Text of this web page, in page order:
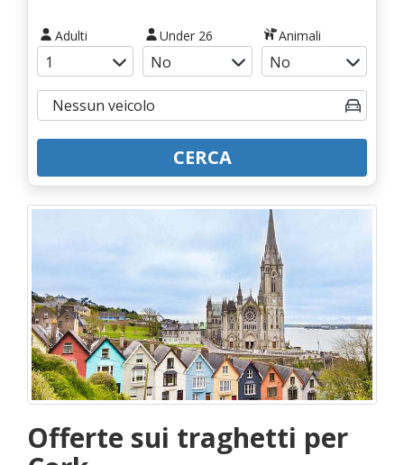
Adulti Under 26 Animali
CERCA
Offerte sui traghetti per